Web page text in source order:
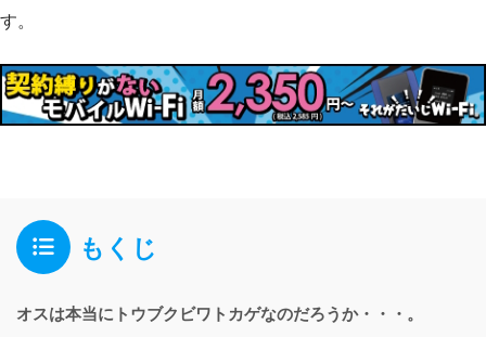
す。
もくじ
オスは本当にトウブクビワトカゲなのだろうか・・・。